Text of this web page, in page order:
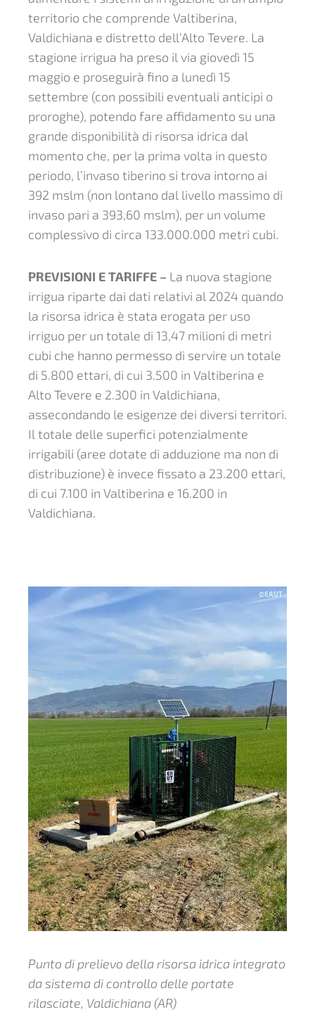
territorio che comprende Valtiberina,
Valdichiana e distretto dell’Alto Tevere. La
stagione irrigua ha preso il via giovedì 15
maggio e proseguirà fino a lunedì 15
settembre (con possibili eventuali anticipi o
proroghe), potendo fare affidamento su una
grande disponibilità di risorsa idrica dal
momento che, per la prima volta in questo
periodo, l’invaso tiberino si trova intorno ai
392 mslm (non lontano dal livello massimo di
invaso pari a 393,60 mslm), per un volume
complessivo di circa 133.000.000 metri cubi.
PREVISIONI E TARIFFE – La nuova stagione
irrigua riparte dai dati relativi al 2024 quando
la risorsa idrica è stata erogata per uso
irriguo per un totale di 13,47 milioni di metri
cubi che hanno permesso di servire un totale
di 5.800 ettari, di cui 3.500 in Valtiberina e
Alto Tevere e 2.300 in Valdichiana,
assecondando le esigenze dei diversi territori.
Il totale delle superfici potenzialmente
irrigabili (aree dotate di adduzione ma non di
distribuzione) è invece fissato a 23.200 ettari,
di cui 7.100 in Valtiberina e 16.200 in
Valdichiana.
Punto di prelievo della risorsa idrica integrato
da sistema di controllo delle portate
rilasciate, Valdichiana (AR)